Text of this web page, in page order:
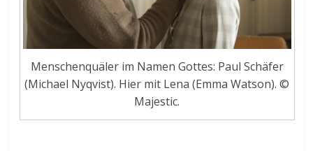
Menschenquäler im Namen Gottes: Paul Schäfer
(Michael Nyqvist). Hier mit Lena (Emma Watson). ©
Majestic.